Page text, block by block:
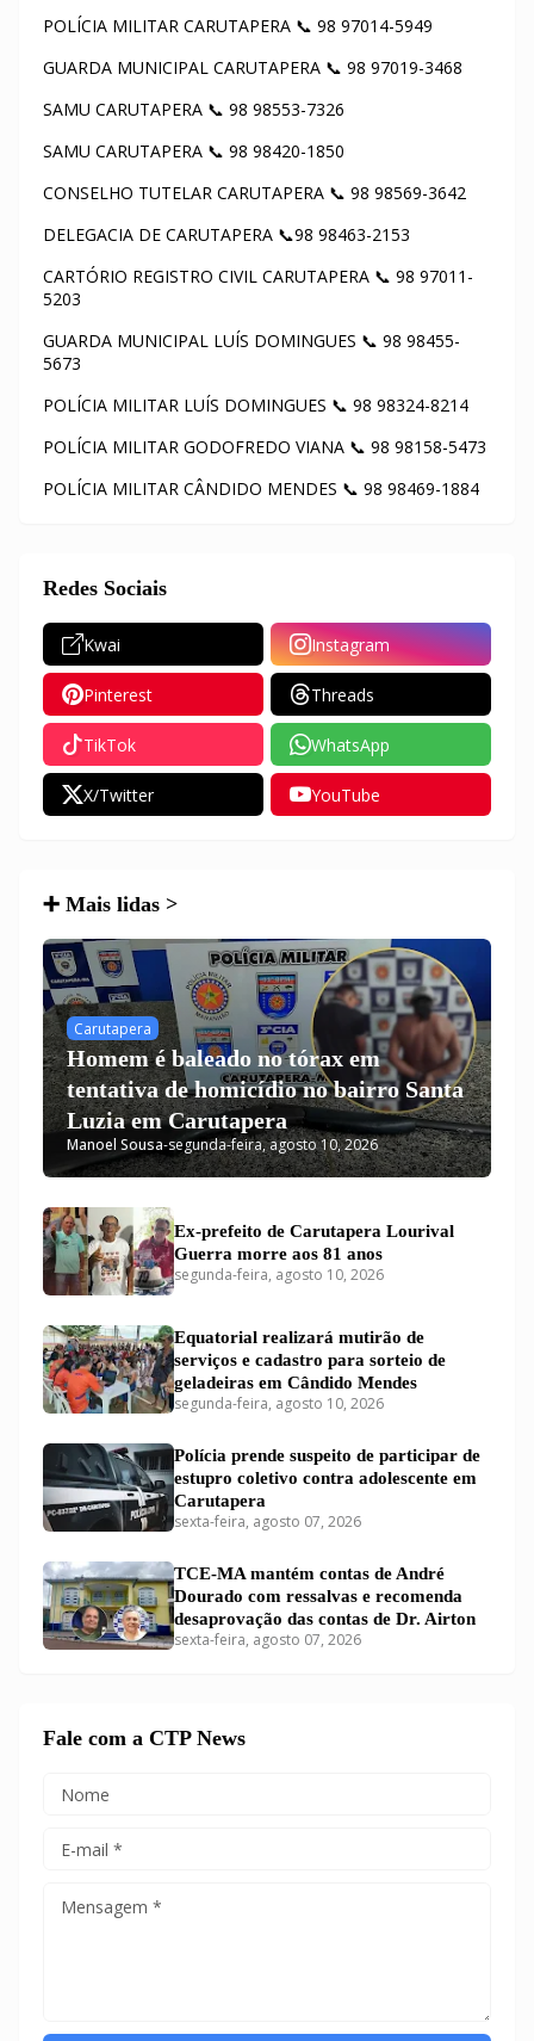
POLÍCIA MILITAR CARUTAPERA 📞 98 97014-5949
GUARDA MUNICIPAL CARUTAPERA 📞 98 97019-3468
SAMU CARUTAPERA 📞 98 98553-7326
SAMU CARUTAPERA 📞 98 98420-1850
CONSELHO TUTELAR CARUTAPERA 📞 98 98569-3642
DELEGACIA DE CARUTAPERA 📞98 98463-2153
CARTÓRIO REGISTRO CIVIL CARUTAPERA 📞 98 97011-
5203
GUARDA MUNICIPAL LUÍS DOMINGUES 📞 98 98455-
5673
POLÍCIA MILITAR LUÍS DOMINGUES 📞 98 98324-8214
POLÍCIA MILITAR GODOFREDO VIANA 📞 98 98158-5473
POLÍCIA MILITAR CÂNDIDO MENDES 📞 98 98469-1884
Redes Sociais
Kwai Instagram
Pinterest Threads
TikTok WhatsApp
X/Twitter YouTube
➕ Mais lidas >
Carutapera
Homem é baleado no tórax em
tentativa de homicídio no bairro Santa
Luzia em Carutapera
Manoel Sousa-segunda-feira, agosto 10, 2026
Ex-prefeito de Carutapera Lourival
Guerra morre aos 81 anos
segunda-feira, agosto 10, 2026
Equatorial realizará mutirão de
serviços e cadastro para sorteio de
geladeiras em Cândido Mendes
segunda-feira, agosto 10, 2026
Polícia prende suspeito de participar de
estupro coletivo contra adolescente em
Carutapera
sexta-feira, agosto 07, 2026
TCE-MA mantém contas de André
Dourado com ressalvas e recomenda
desaprovação das contas de Dr. Airton
sexta-feira, agosto 07, 2026
Fale com a CTP News